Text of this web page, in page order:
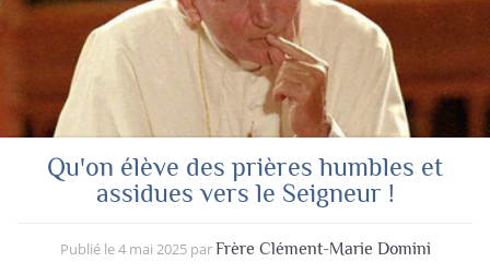
Qu'on élève des prières humbles et
assidues vers le Seigneur !
Publié le4 mai 2025 parFrère Clément-Marie Domini